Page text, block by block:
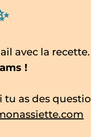
avec la recette.
!
tu as des